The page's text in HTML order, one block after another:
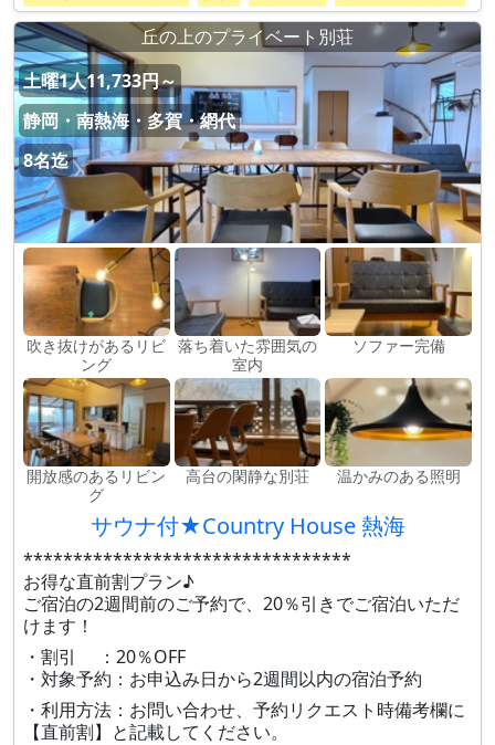
丘の上のプライベート別荘
土曜1人11,733円～
静岡・南熱海・多賀・網代
8名迄
吹き抜けがあるリビ
ング
落ち着いた雰囲気の
室内
ソファー完備
開放感のあるリビン
グ
高台の閑静な別荘 温かみのある照明
サウナ付★Country House 熱海
*********************************
お得な直前割プラン♪
ご宿泊の2週間前のご予約で、20％引きでご宿泊いただ
けます！
・割引 ：20％OFF
・対象予約：お申込み日から2週間以内の宿泊予約
・利用方法：お問い合わせ、予約リクエスト時備考欄に
【直前割】と記載してください。